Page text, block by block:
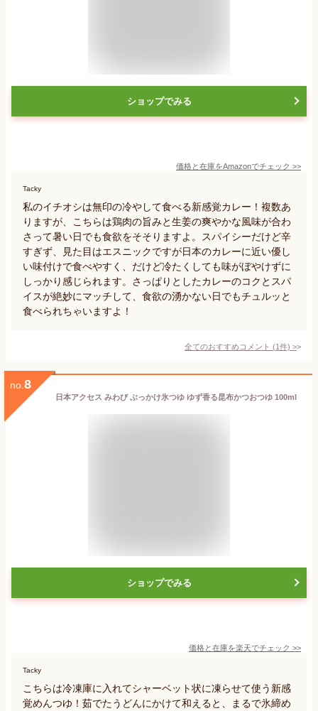
ショップでみる
価格と在庫をAmazonでチェック >>
Tacky
私のイチオシは無印の冷やして食べる新感覚カレー！複数あ
りますが、こちらは鶏肉の旨みと生姜の爽やかな風味が合わ
さって暑い日でも食欲をそそりますよ。スパイシーだけど辛
すぎず、見た目はエスニックですが日本のカレーに近い優し
い味付けで食べやすく、だけど冷たくしても味がぼやけずに
しっかり感じられます。さっぱりとしたカレーのコクとスパ
イスが絶妙にマッチして、食欲の湧かない日でもチュルッと
食べられちゃいますよ！
全てのおすすめコメント (1件) >
no. 8
日本アクセス みわび ぶっかけ氷つゆ ゆず香る昆布かつおつゆ 100ml
ショップでみる
価格と在庫を楽天でチェック >>
Tacky
こちらは冷凍庫に入れてシャーベット状に凍らせて使う新感
覚めんつゆ！茹でたうどんにかけて和えると、まるで氷締め